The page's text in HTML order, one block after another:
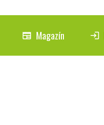
newspaper Magazín login